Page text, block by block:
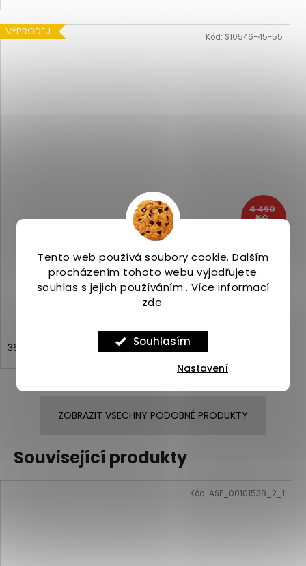
Tento web používá soubory cookie. Dalším
procházením tohoto webu vyjadřujete
souhlas s jejich používáním.. Více informací
zde.
Souhlasím
Nastavení
VÝPRODEJ
4 490
KČ
Saucony Triumph 17 Sky Grey/Cor
Na skladě(2 ks)
1 499 Kč
36
Kód: S10546-45-55
ZOBRAZIT VŠECHNY PODOBNÉ PRODUKTY
Související produkty
Kód: ASP_00101538_2_1